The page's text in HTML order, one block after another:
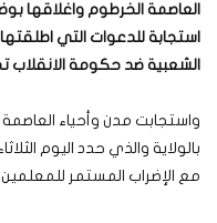
العاصمة الخرطوم واغلاقها
استجابة للدعوات التي
الشعبية ضد حكومة الانقلاب
واستجابت مدن وأحياء
بالولاية والذي حدد اليوم
مع الإضراب المستمر للمعلمين